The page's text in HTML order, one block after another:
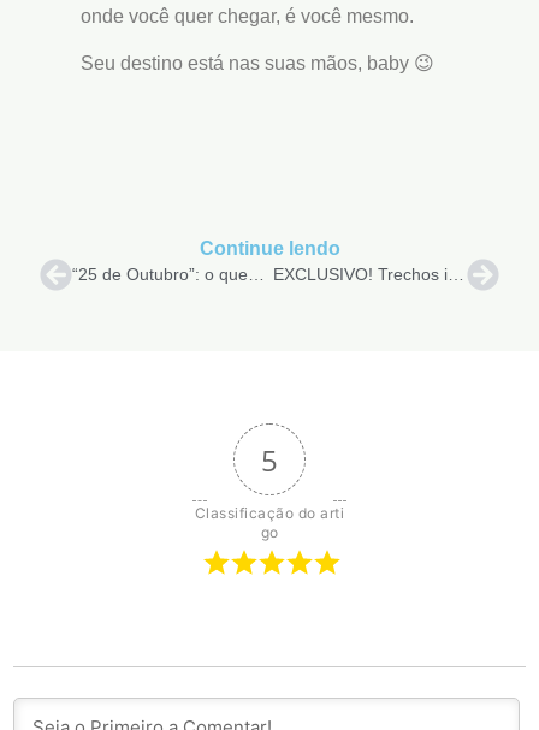
onde você quer chegar, é você mesmo.
Seu destino está nas suas mãos, baby 😉
Continue lendo
EXCLUSIVO! Trechos inéditos de “25 de Outubro (2)”
5
Classificação do arti
go